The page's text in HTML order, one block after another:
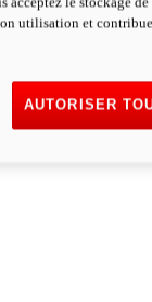
utilisation et
AUTORISER